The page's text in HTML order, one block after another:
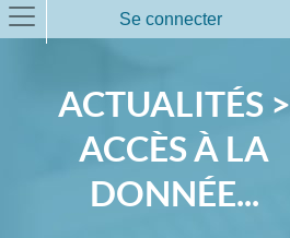
Se connecter
ACTUALITÉS >
ACCÈS À LA
DONNÉE...